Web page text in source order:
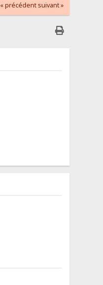
« précédent suivant »